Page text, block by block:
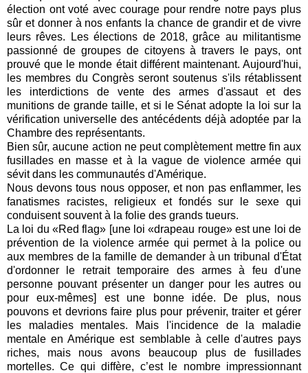
élection ont voté avec courage pour rendre notre pays plus
sûr et donner à nos enfants la chance de grandir et de vivre
leurs rêves. Les élections de 2018, grâce au militantisme
passionné de groupes de citoyens à travers le pays, ont
prouvé que le monde était différent maintenant. Aujourd'hui,
les membres du Congrès seront soutenus s'ils rétablissent
les interdictions de vente des armes d'assaut et des
munitions de grande taille, et si le Sénat adopte la loi sur la
vérification universelle des antécédents déjà adoptée par la
Chambre des représentants.
Bien sûr, aucune action ne peut complètement mettre fin aux
fusillades en masse et à la vague de violence armée qui
sévit dans les communautés d'Amérique.
Nous devons tous nous opposer, et non pas enflammer, les
fanatismes racistes, religieux et fondés sur le sexe qui
conduisent souvent à la folie des grands tueurs.
La loi du «Red flag» [une loi «drapeau rouge» est une loi de
prévention de la violence armée qui permet à la police ou
aux membres de la famille de demander à un tribunal d'État
d'ordonner le retrait temporaire des armes à feu d'une
personne pouvant présenter un danger pour les autres ou
pour eux-mêmes] est une bonne idée. De plus, nous
pouvons et devrions faire plus pour prévenir, traiter et gérer
les maladies mentales. Mais l'incidence de la maladie
mentale en Amérique est semblable à celle d'autres pays
riches, mais nous avons beaucoup plus de fusillades
mortelles. Ce qui diffère, c’est le nombre impressionnant